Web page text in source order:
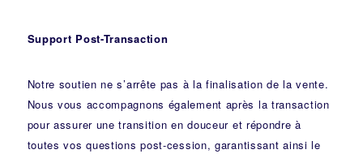
Support Post-Transaction
Notre soutien ne s’arrête pas à la finalisation de la vente.
Nous vous accompagnons également après la transaction
pour assurer une transition en douceur et répondre à
toutes vos questions post-cession, garantissant ainsi le